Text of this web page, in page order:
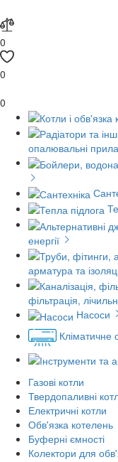
0
0
0
опалювальні
енергії
арматура та
фільтрація,
Насоси
Кліматичне
Газові котли
Твердопаливні
Електричні котли
Обв'язка котелень
Буферні ємності
Колектори для